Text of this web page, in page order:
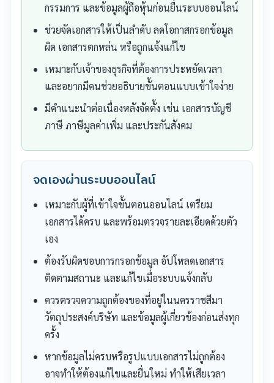
กรรมการ และข้อมูลผู้ถือหุ้นก่อนยื่นระบบออนไลน์
ช่วยจัดเอกสารให้เป็นลำดับ ลดโอกาสกรอกข้อมูล
ผิด เอกสารตกหล่น หรือถูกแจ้งแก้ไข
เหมาะกับเจ้าของธุรกิจที่ต้องการประหยัดเวลา
และอยากมีคนช่วยอธิบายขั้นตอนแบบเข้าใจง่าย
มีคำแนะนำต่อเนื่องหลังจัดตั้ง เช่น เอกสารบัญชี
ภาษี ภาษีมูลค่าเพิ่ม และประกันสังคม
จดเองผ่านระบบออนไลน์
เหมาะกับผู้ที่เข้าใจขั้นตอนออนไลน์ เตรียม
เอกสารได้ครบ และพร้อมตรวจรายละเอียดด้วยตัว
เอง
ต้องรับผิดชอบการกรอกข้อมูล อัปโหลดเอกสาร
ติดตามสถานะ และแก้ไขเมื่อระบบแจ้งกลับ
ควรตรวจความถูกต้องของที่อยู่ในนครราชสีมา
วัตถุประสงค์บริษัท และข้อมูลผู้เกี่ยวข้องก่อนส่งทุก
ครั้ง
หากข้อมูลไม่ครบหรือรูปแบบเอกสารไม่ถูกต้อง
อาจทำให้ต้องแก้ไขและยื่นใหม่ ทำให้เสียเวลา